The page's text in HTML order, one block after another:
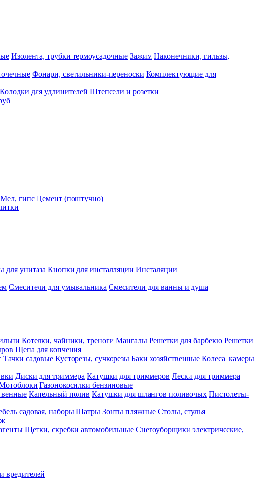
Изолента, трубки термоусадочные Зажим Наконечники, гильзы,
Фонари, светильники-переноски Комплектующие для
Колодки для удлинителей Штепсели и розетки
Мел, гипс Цемент (поштучно)
для унитаза Кнопки для инсталляции Инсталяции
Смесители для умывальника Смесители для ванны и душа
Котелки, чайники, треноги Мангалы Решетки для барбекю Решетки
Щепа для копчения
Тачки садовые Кусторезы, сучкорезы Баки хозяйственные Колеса, камеры
Диски для триммера Катушки для триммеров Лески для триммера
Газонокосилки бензиновые
Капельный полив Катушки для шлангов поливочых Пистолеты-
садовая, наборы Шатры Зонты пляжные Столы, стулья
Щетки, скребки автомобильные Снегоуборщики электрические,
вредителей